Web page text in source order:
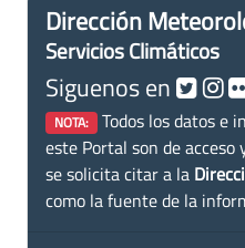
Dirección
Servicios Climáticos
Siguenos en
NOTA: Todos los datos e
este Portal son de
se solicita citar a la
como la fuente de la